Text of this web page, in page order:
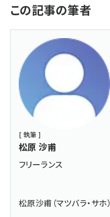
この記事の筆者
[ 執筆 ]
松原 沙甫
フリーランス
松原沙甫（マツバラ・サホ）